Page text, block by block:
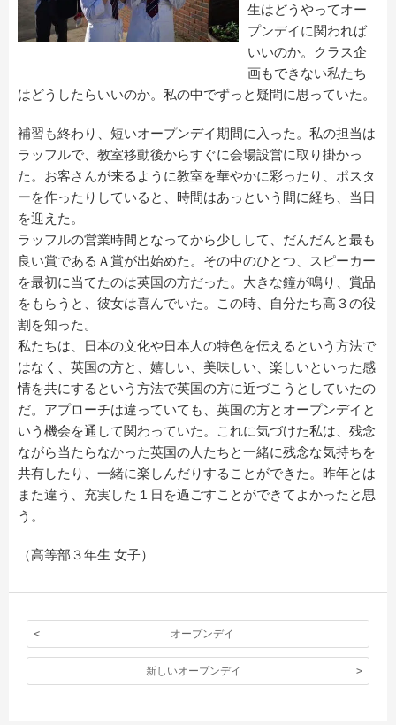
生はどうやってオー
プンデイに関われば
いいのか。クラス企
画もできない私たち
はどうしたらいいのか。私の中でずっと疑問に思っていた。
補習も終わり、短いオープンデイ期間に入った。私の担当は
ラッフルで、教室移動後からすぐに会場設営に取り掛かっ
た。お客さんが来るように教室を華やかに彩ったり、ポスタ
ーを作ったりしていると、時間はあっという間に経ち、当日
を迎えた。
ラッフルの営業時間となってから少しして、だんだんと最も
良い賞であるＡ賞が出始めた。その中のひとつ、スピーカー
を最初に当てたのは英国の方だった。大きな鐘が鳴り、賞品
をもらうと、彼女は喜んでいた。この時、自分たち高３の役
割を知った。
私たちは、日本の文化や日本人の特色を伝えるという方法で
はなく、英国の方と、嬉しい、美味しい、楽しいといった感
情を共にするという方法で英国の方に近づこうとしていたの
だ。アプローチは違っていても、英国の方とオープンデイと
いう機会を通して関わっていた。これに気づけた私は、残念
ながら当たらなかった英国の人たちと一緒に残念な気持ちを
共有したり、一緒に楽しんだりすることができた。昨年とは
また違う、充実した１日を過ごすことができてよかったと思
う。
（高等部３年生 女子）
オープンデイ
新しいオープンデイ